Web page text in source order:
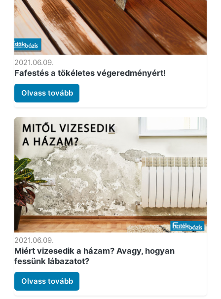
2021.06.09.
Fafestés a tökéletes végeredményért!
Olvass tovább
2021.06.09.
Miért vizesedik a házam? Avagy, hogyan
fessünk lábazatot?
Olvass tovább